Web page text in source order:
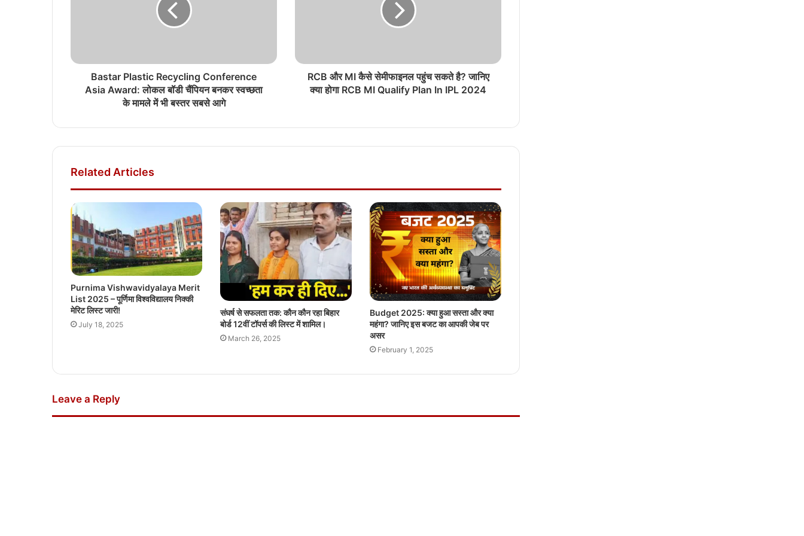
Bastar Plastic Recycling Conference
Asia Award: लोकल बॉडी चैंपियन बनकर स्वच्छता
के मामले में भी बस्तर सबसे आगे
RCB और MI कैसे सेमीफाइनल पहुंच सकते है? जानिए
क्या होगा RCB MI Qualify Plan In IPL 2024
Related Articles
Purnima Vishwavidyalaya Merit
List 2025 – पूर्णिमा विश्वविद्यालय निक्की
मेरिट लिस्ट जारी!
July 18, 2025
संघर्ष से सफलता तक: कौन कौन रहा बिहार
बोर्ड 12वीं टॉपर्स की लिस्ट में शामिल।
March 26, 2025
Budget 2025: क्या हुआ सस्ता और क्या
महंगा? जानिए इस बजट का आपकी जेब पर
असर
February 1, 2025
Leave a Reply